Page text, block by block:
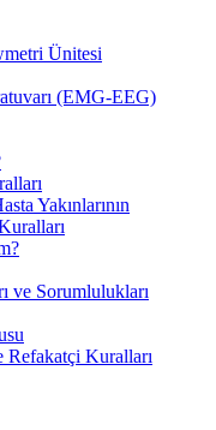
Ünitesi
(EMG-EEG)
Yakınlarının
ve Sorumlulukları
Refakatçi Kuralları